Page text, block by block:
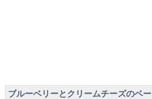
ブルーベリーとクリームチーズのベ